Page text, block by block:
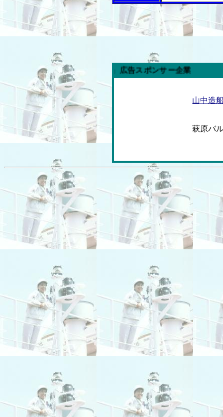
内航海運新聞」広告スポンサー企業
山中造
萩原バ